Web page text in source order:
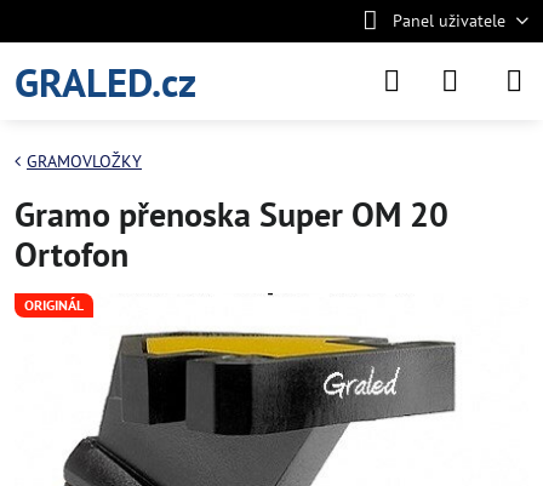
Panel uživatele
GRALED.cz
ORIGINÁL
GRAMOVLOŽKY
Gramo přenoska Super OM 20
Ortofon